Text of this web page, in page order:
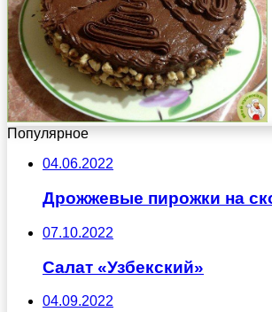
Популярное
04.06.2022
Дрожжевые пирожки на
07.10.2022
Салат «Узбекский»
04.09.2022